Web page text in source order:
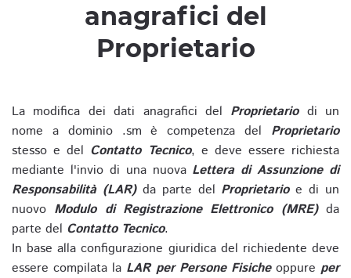
anagrafici del
Proprietario
La modifica dei dati anagrafici del Proprietariodi un
nome a dominio .sm è competenza del Proprietario
stesso e del Contatto Tecnico, e deve essere richiesta
mediante l'invio di una nuova Lettera di Assunzione di
Responsabilità (LAR)da parte del Proprietarioe di un
nuovo Modulo di Registrazione Elettronico (MRE)da
parte del Contatto Tecnico.
In base alla configurazione giuridica del richiedente deve
essere compilata la LAR per Persone Fisicheoppure per